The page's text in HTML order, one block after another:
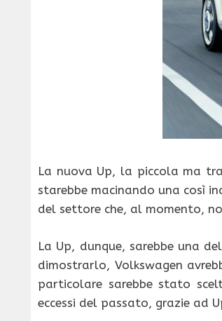
La nuova Up, la piccola ma
starebbe macinando una così
del settore che, al momento,
La Up, dunque, sarebbe una
dimostrarlo, Volkswagen
particolare sarebbe stato
eccessi del passato, grazie ad